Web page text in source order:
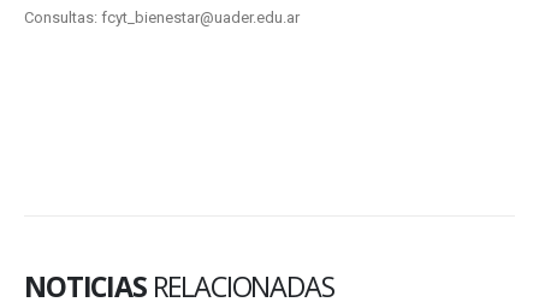
Consultas: fcyt_bienestar@uader.edu.ar
NOTICIAS RELACIONADAS